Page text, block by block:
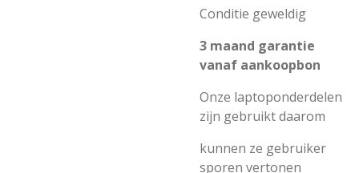
Conditie geweldig
3 maand garantie
vanaf aankoopbon
Onze laptoponderdelen
zijn gebruikt daarom
kunnen ze gebruiker
sporen vertonen